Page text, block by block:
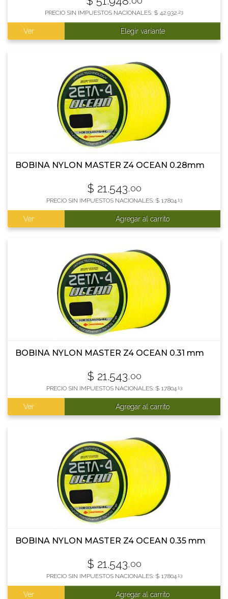
PRECIO SIN IMPUESTOS NACIONALES: $ 42.932 ,23
Ver Elegir variante
BOBINA NYLON MASTER Z4 OCEAN 0.28mm
$ 21.543,00
PRECIO SIN IMPUESTOS NACIONALES: $ 17.804 ,13
Ver Agregar al carrito
BOBINA NYLON MASTER Z4 OCEAN 0.31 mm
$ 21.543,00
PRECIO SIN IMPUESTOS NACIONALES: $ 17.804 ,13
Ver Agregar al carrito
BOBINA NYLON MASTER Z4 OCEAN 0.35 mm
$ 21.543,00
PRECIO SIN IMPUESTOS NACIONALES: $ 17.804 ,13
Ver Agregar al carrito